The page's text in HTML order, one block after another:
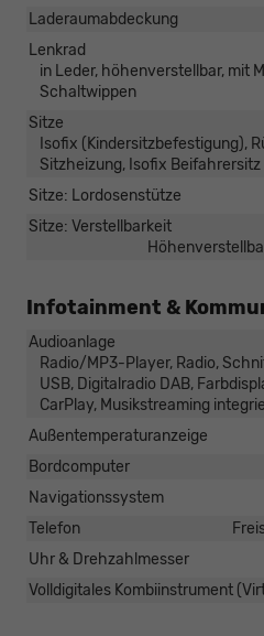
Laderaumabdeckung
Lenkrad
in Leder, höhenverstellbar, mit
Schaltwippen
Sitze
Isofix (Kindersitzbefestigung),
Sitzheizung, Isofix Beifahrersitz
Sitze: Lordosenstütze
Sitze: Verstellbarkeit
Infotainment &
Audioanlage
Radio/MP3-Player, Radio,
USB, Digitalradio DAB,
CarPlay, Musikstreaming
Außentemperaturanzeige
Bordcomputer
Navigationssystem
Telefon
Uhr & Drehzahlmesser
Volldigitales Kombiinstrument